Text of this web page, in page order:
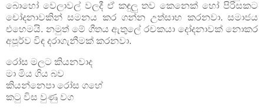
බොහෝ වෙලාවල් වලදී ඒ කඳුලු තව කෙනෙක් හෝ පිරිසකට
චෝදනාවකින් සමනය කර ගන්න උත්සාහ කරනවා. සමාජය
එහෙමයි. නමුත් මේ ගීතය ඇතුලේ රචකයා දෝදනාවක් නොකර
අපූර්ව විඳ දරාගැනීමක් කරනවා.
රෝස මලට කියනවාද
මා මිය ගිය බව
කියන්නෙපා රෝස ගහේ
කටු විස වුණු වග